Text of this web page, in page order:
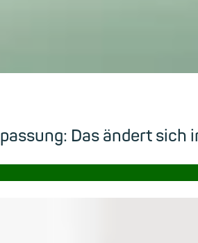
Das ändert sich